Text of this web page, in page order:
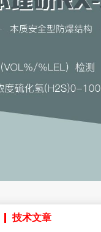
技术文章